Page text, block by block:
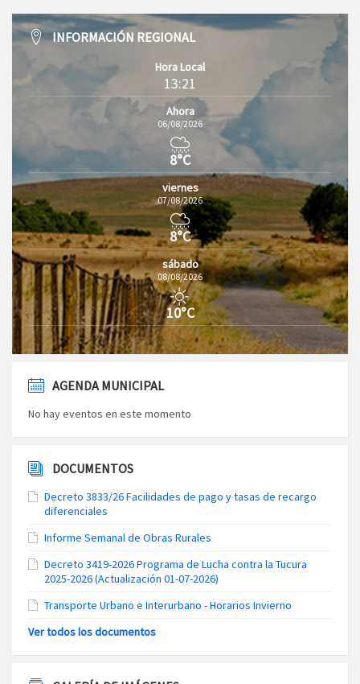
INFORMACIÓN REGIONAL
Hora Local
13:21
Ahora
06/08/2026
8°C
viernes
07/08/2026
8°C
sábado
08/08/2026
10°C
AGENDA MUNICIPAL
No hay eventos en este momento
DOCUMENTOS
Decreto 3833/26 Facilidades de pago y tasas de recargo
diferenciales
Informe Semanal de Obras Rurales
Decreto 3419-2026 Programa de Lucha contra la Tucura
2025-2026 (Actualización 01-07-2026)
Transporte Urbano e Interurbano - Horarios Invierno
Ver todos los documentos